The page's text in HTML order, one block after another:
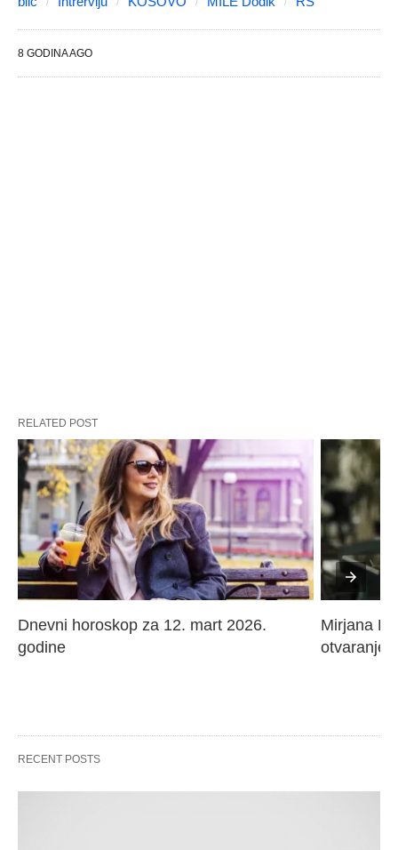
8 GODINA AGO
RELATED POST
Dnevni horoskop za 12. mart 2026.
godine
Mirjana
otvaranje
RECENT POSTS